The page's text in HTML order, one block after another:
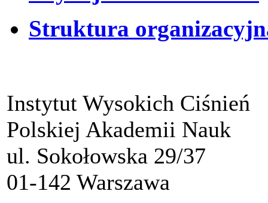
Struktura
Instytut Wysokich Ciśnień
Polskiej Akademii Nauk
ul. Sokołowska 29/37
01-142 Warszawa